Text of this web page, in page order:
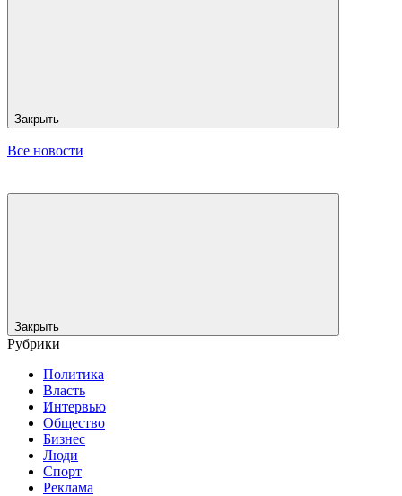
Закрыть
Все новости
Закрыть
Рубрики
Политика
Власть
Интервью
Общество
Бизнес
Люди
Спорт
Реклама